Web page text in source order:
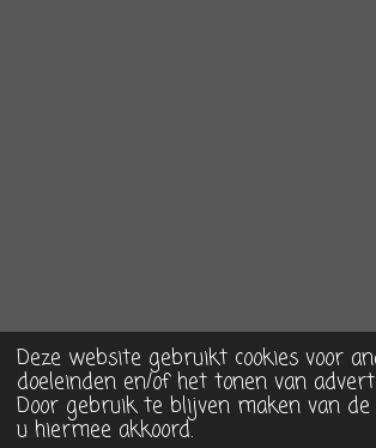
Deze website gebruikt cookies voor
doeleinden en/of het tonen van
Door gebruik te blijven maken van
u hiermee akkoord.